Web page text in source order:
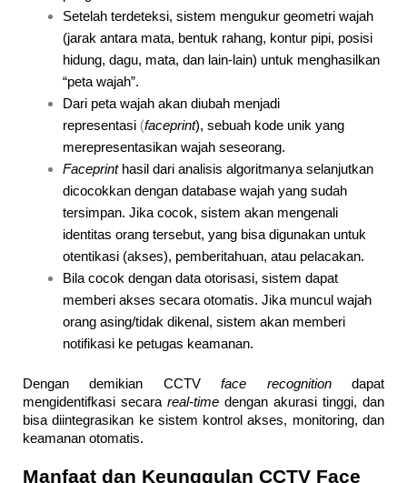
Setelah terdeteksi, sistem mengukur geometri wajah
(jarak antara mata, bentuk rahang, kontur pipi, posisi
hidung, dagu, mata, dan lain-lain) untuk menghasilkan
“peta wajah”.
Dari peta wajah akan diubah menjadi
representasi(faceprint), sebuah kode unik yang
merepresentasikan wajah seseorang.
Faceprinthasil dari analisis algoritmanya selanjutkan
dicocokkan dengan database wajah yang sudah
tersimpan. Jika cocok, sistem akan mengenali
identitas orang tersebut, yang bisa digunakan untuk
otentikasi (akses), pemberitahuan, atau pelacakan.
Bila cocok dengan data otorisasi, sistem dapat
memberi akses secara otomatis. Jika muncul wajah
orang asing/tidak dikenal, sistem akan memberi
notifikasi ke petugas keamanan.
Dengan demikian CCTVface recognitiondapat
mengidentifkasi secara real-time dengan akurasi tinggi, dan
bisa diintegrasikan ke sistem kontrol akses, monitoring, dan
keamanan otomatis.
Manfaat dan Keunggulan CCTV Face